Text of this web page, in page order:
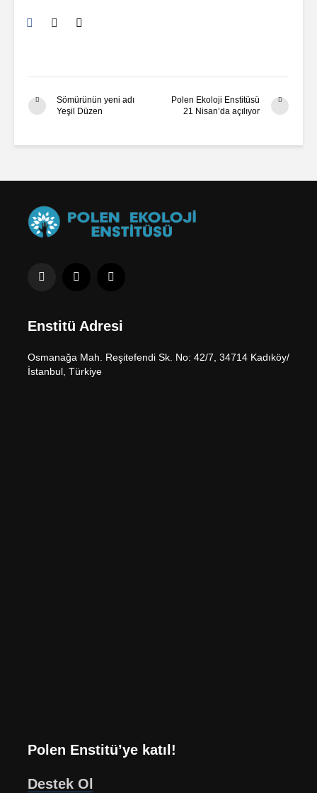
Sömürünün yeni adı
Yeşil Düzen
Polen Ekoloji Enstitüsü
21 Nisan’da açılıyor
Enstitü Adresi
Osmanağa Mah. Reşitefendi Sk. No: 42/7, 34714 Kadıköy/
İstanbul, Türkiye
Polen Enstitü’ye katıl!
Destek Ol